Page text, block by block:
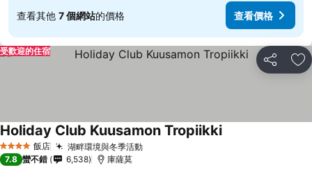
查看其他 7 個網站的價格 查看價格
分享 加
受歡迎的住宿
4 星級 飯店 湖畔環境與冬季活動
Holiday Club Kuusamon Tropiikki
7.8 蠻不錯 6,538 庫薩莫